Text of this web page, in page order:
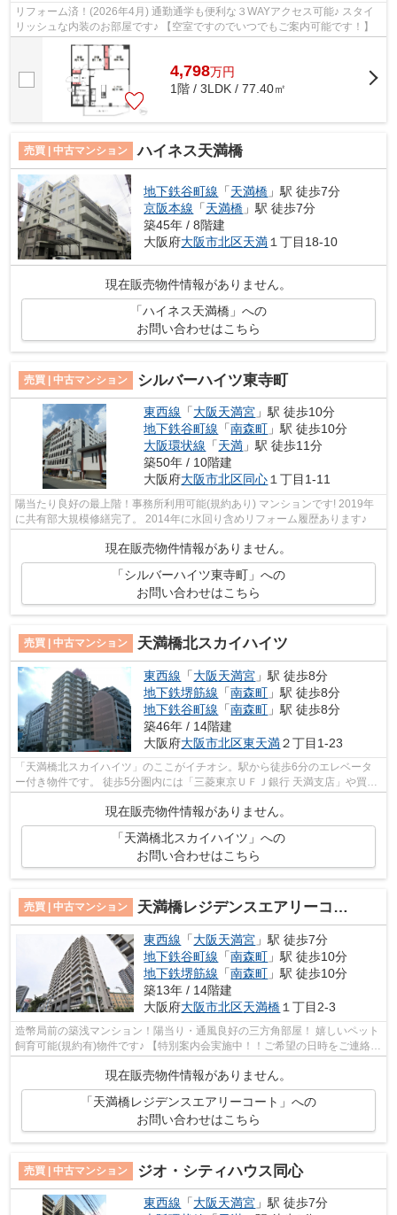
リフォーム済！(2026年4月) 通勤通学も便利な３WAYアクセス可能♪ スタイ
リッシュな内装のお部屋です♪ 【空室ですのでいつでもご案内可能です！】
4,798万円
1階 / 3LDK / 77.40㎡
売買 | 中古マンション ハイネス天満橋
地下鉄谷町線 「天満橋 」駅 徒歩7分
京阪本線 「天満橋 」駅 徒歩7分
築45年 / 8階建
大阪府大阪市北区天満 １丁目18-10
現在販売物件情報がありません。
「ハイネス天満橋」への
お問い合わせはこちら
売買 | 中古マンション シルバーハイツ東寺町
東西線 「大阪天満宮 」駅 徒歩10分
地下鉄谷町線 「南森町 」駅 徒歩10分
大阪環状線 「天満 」駅 徒歩11分
築50年 / 10階建
大阪府大阪市北区同心 １丁目1-11
陽当たり良好の最上階！事務所利用可能(規約あり) マンションです! 2019年
に共有部大規模修繕完了。 2014年に水回り含めリフォーム履歴あります♪
現在販売物件情報がありません。
「シルバーハイツ東寺町」への
お問い合わせはこちら
売買 | 中古マンション 天満橋北スカイハイツ
東西線 「大阪天満宮 」駅 徒歩8分
地下鉄堺筋線 「南森町 」駅 徒歩8分
地下鉄谷町線 「南森町 」駅 徒歩8分
築46年 / 14階建
大阪府大阪市北区東天満２丁目1-23
「天満橋北スカイハイツ」のここがイチオシ。駅から徒歩6分のエレベータ
ー付き物件です。 徒歩5分圏内には「三菱東京ＵＦＪ銀行 天満支店」や買い
現在販売物件情報がありません。
「天満橋北スカイハイツ」への
お問い合わせはこちら
売買 | 中古マンション 天満橋レジデンスエアリーコート
東西線 「大阪天満宮 」駅 徒歩7分
地下鉄谷町線 「南森町 」駅 徒歩10分
地下鉄堺筋線 「南森町 」駅 徒歩10分
築13年 / 14階建
大阪府大阪市北区天満橋 １丁目2-3
造幣局前の築浅マンション！陽当り・通風良好の三方角部屋！ 嬉しいペット
飼育可能(規約有)物件です♪ 【特別案内会実施中！！ご希望の日時をご連絡く
現在販売物件情報がありません。
「天満橋レジデンスエアリーコート」への
お問い合わせはこちら
売買 | 中古マンション ジオ・シティハウス同心
東西線 「大阪天満宮 」駅 徒歩7分